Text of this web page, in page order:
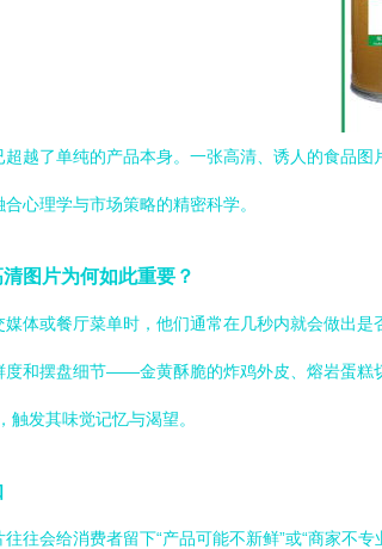
越了单纯的产品本身。一张高清、诱人的食品
心理学与市场策略的精密科学。
图片为何如此重要？
体或餐厅菜单时，他们通常在几秒内就会做出
度和摆盘细节——金黄酥脆的炸鸡外皮、熔岩蛋
触发其味觉记忆与渴望。
往会给消费者留下“产品可能不新鲜”或“商家不